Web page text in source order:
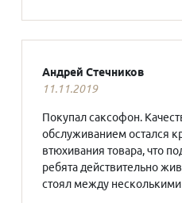
Андрей Стечников
11.11.2019
Покупал саксофон.
обслуживанием остался
втюхивания товара, что
ребята действительно
стоял между